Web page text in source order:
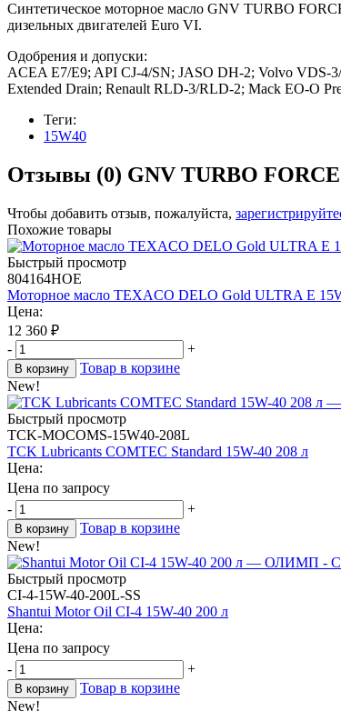
Синтетическое моторное масло GNV TURBO
дизельных двигателей Euro VI.
Одобрения и допуски:
ACEA E7/E9; API CJ-4/SN; JASO DH-2; Volvo VDS-
Extended Drain; Renault RLD-3/RLD-2; Mack EO-O
Теги:
15W40
Отзывы (0) GNV TURBO
Чтобы добавить отзыв, пожалуйста,
Похожие товары
Быстрый просмотр
804164HOE
Моторное масло TEXACO DELO Gold ULTRA E
Цена:
12 360 ₽
-
+
В корзину
Товар в корзине
New!
Быстрый просмотр
TCK-MOCOMS-15W40-208L
TCK Lubricants COMTEC Standard 15W-40 208 л
Цена:
Цена по запросу
-
+
В корзину
Товар в корзине
New!
Быстрый просмотр
CI-4-15W-40-200L-SS
Shantui Motor Oil CI-4 15W-40 200 л
Цена:
Цена по запросу
-
+
В корзину
Товар в корзине
New!